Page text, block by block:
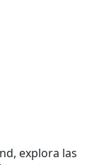
explora las